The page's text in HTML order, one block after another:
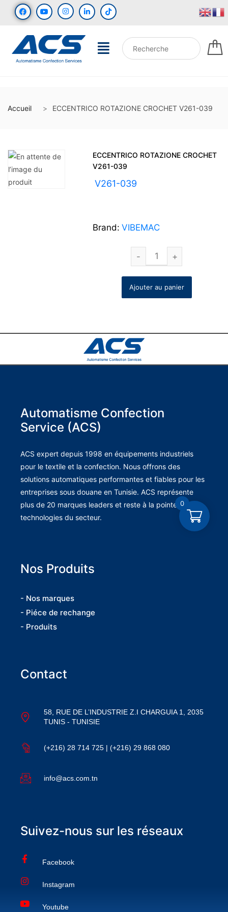
Accueil ECCENTRICO ROTAZIONE CROCHET V261-039
ECCENTRICO ROTAZIONE CROCHET
V261-039
UGS :V261-039
Brand: VIBEMAC
Ajouter au panier
Automatisme Confection
Service (ACS)
ACS expert depuis 1998 en équipements industriels
pour le textile et la confection. Nous offrons des
solutions automatiques performantes et fiables pour les
entreprises sous douane en Tunisie. ACS représente
plus de 20 marques leaders et reste à la pointe des
technologies du secteur.
Nos Produits
- Nos marques
- Piéce de rechange
- Produits
Contact
58, RUE DE L’INDUSTRIE Z.I CHARGUIA 1, 2035
TUNIS - TUNISIE
(+216) 28 714 725 | (+216) 29 868 080
info@acs.com.tn
Suivez-nous sur les réseaux
Facebook
Instagram
Youtube
0